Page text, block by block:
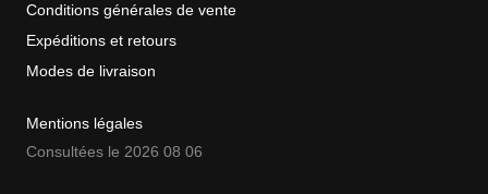
Conditions générales de vente
Expéditions et retours
Modes de livraison
Mentions légales
Consultées le 2026 08 06